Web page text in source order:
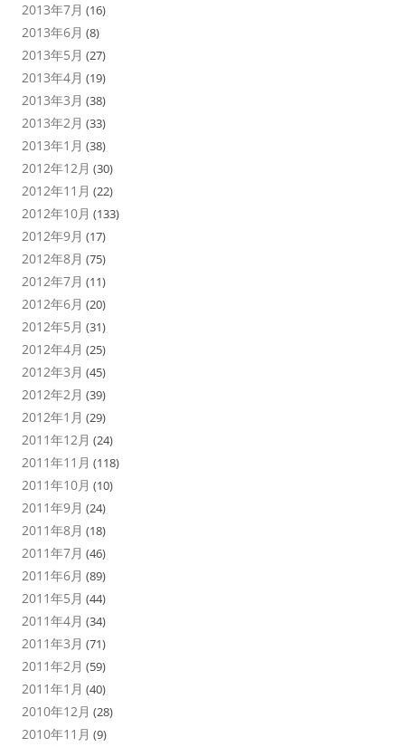
2013年7月 (16)
2013年6月 (8)
2013年5月 (27)
2013年4月 (19)
2013年3月 (38)
2013年2月 (33)
2013年1月 (38)
2012年12月 (30)
2012年11月 (22)
2012年10月 (133)
2012年9月 (17)
2012年8月 (75)
2012年7月 (11)
2012年6月 (20)
2012年5月 (31)
2012年4月 (25)
2012年3月 (45)
2012年2月 (39)
2012年1月 (29)
2011年12月 (24)
2011年11月 (118)
2011年10月 (10)
2011年9月 (24)
2011年8月 (18)
2011年7月 (46)
2011年6月 (89)
2011年5月 (44)
2011年4月 (34)
2011年3月 (71)
2011年2月 (59)
2011年1月 (40)
2010年12月 (28)
2010年11月 (9)